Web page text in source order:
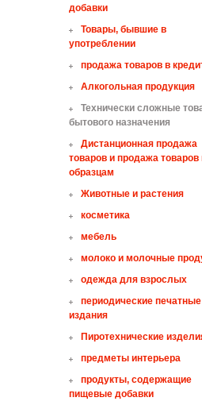
добавки
Товары, бывшие в
употреблении
продажа товаров в
Алкогольная продукция
Технически сложные
бытового назначения
Дистанционная продажа
товаров и продажа товаров
образцам
Животные и растения
косметика
мебель
молоко и молочные
одежда для взрослых
периодические печатные
издания
Пиротехнические
предметы интерьера
продукты, содержащие
пищевые добавки